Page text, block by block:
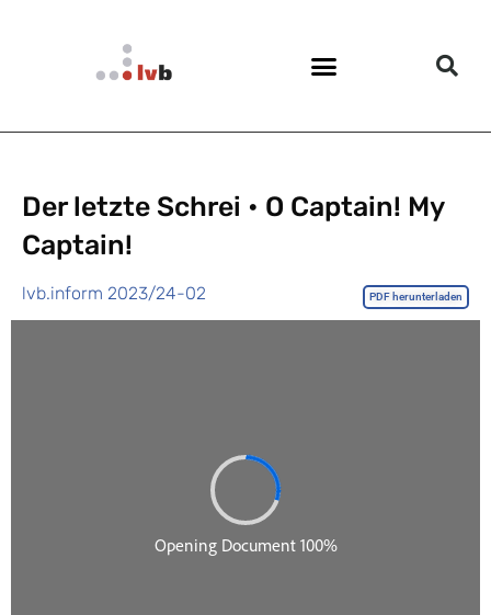
Der letzte Schrei • O Captain! My
Captain!
lvb.inform 2023/24-02 PDF herunterladen